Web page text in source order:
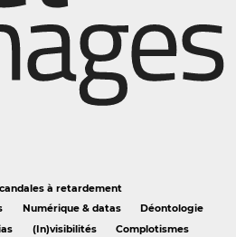
à retardement
Numérique & datas
Déontologie
(In)visibilités
Complotismes